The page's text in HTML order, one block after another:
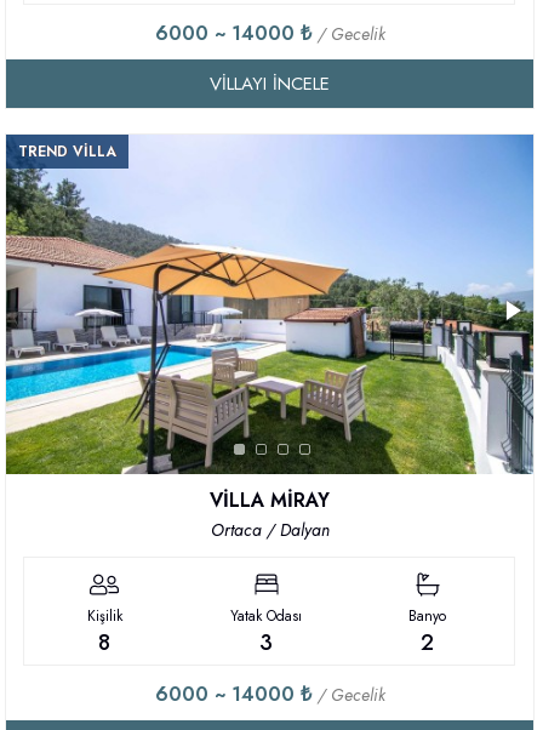
6000 ~ 14000 ₺ / Gecelik
VILLAYI İNCELE
TREND VİLLA
VİLLA MİRAY
Ortaca / Dalyan
Kişilik
8
Yatak Odası
3
Banyo
2
6000 ~ 14000 ₺ / Gecelik